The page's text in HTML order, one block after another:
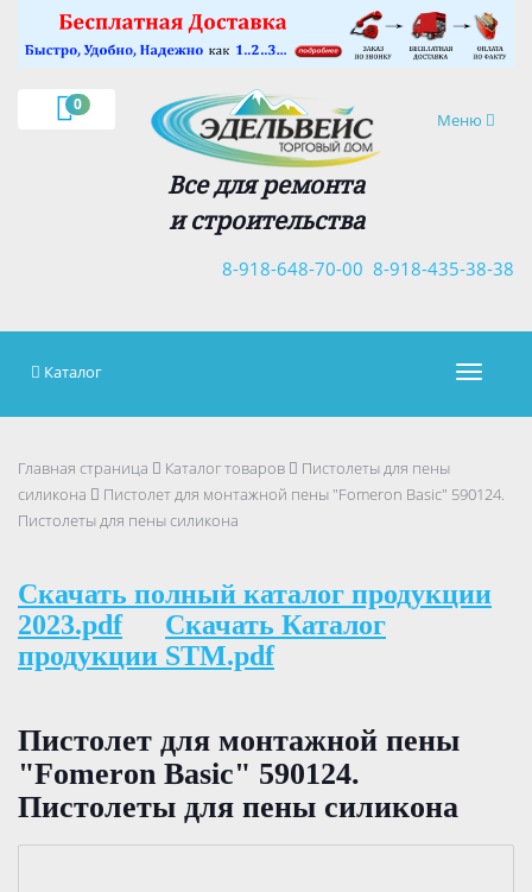
0
Навигация
Меню
Все для ремонта
и строительства
8-918-435-38-38
8-918-648-70-00
×
Каталог
Главная страница Каталог товаров
Пистолеты для пены
силикона
Пистолет для монтажной пены "Fomeron Basic" 590124.
Пистолеты для пены силикона
Скачать полный каталог продукции
2023.pdf
Скачать Каталог
продукции STM.pdf
Пистолет для монтажной пены
"Fomeron Basic" 590124.
Пистолеты для пены силикона